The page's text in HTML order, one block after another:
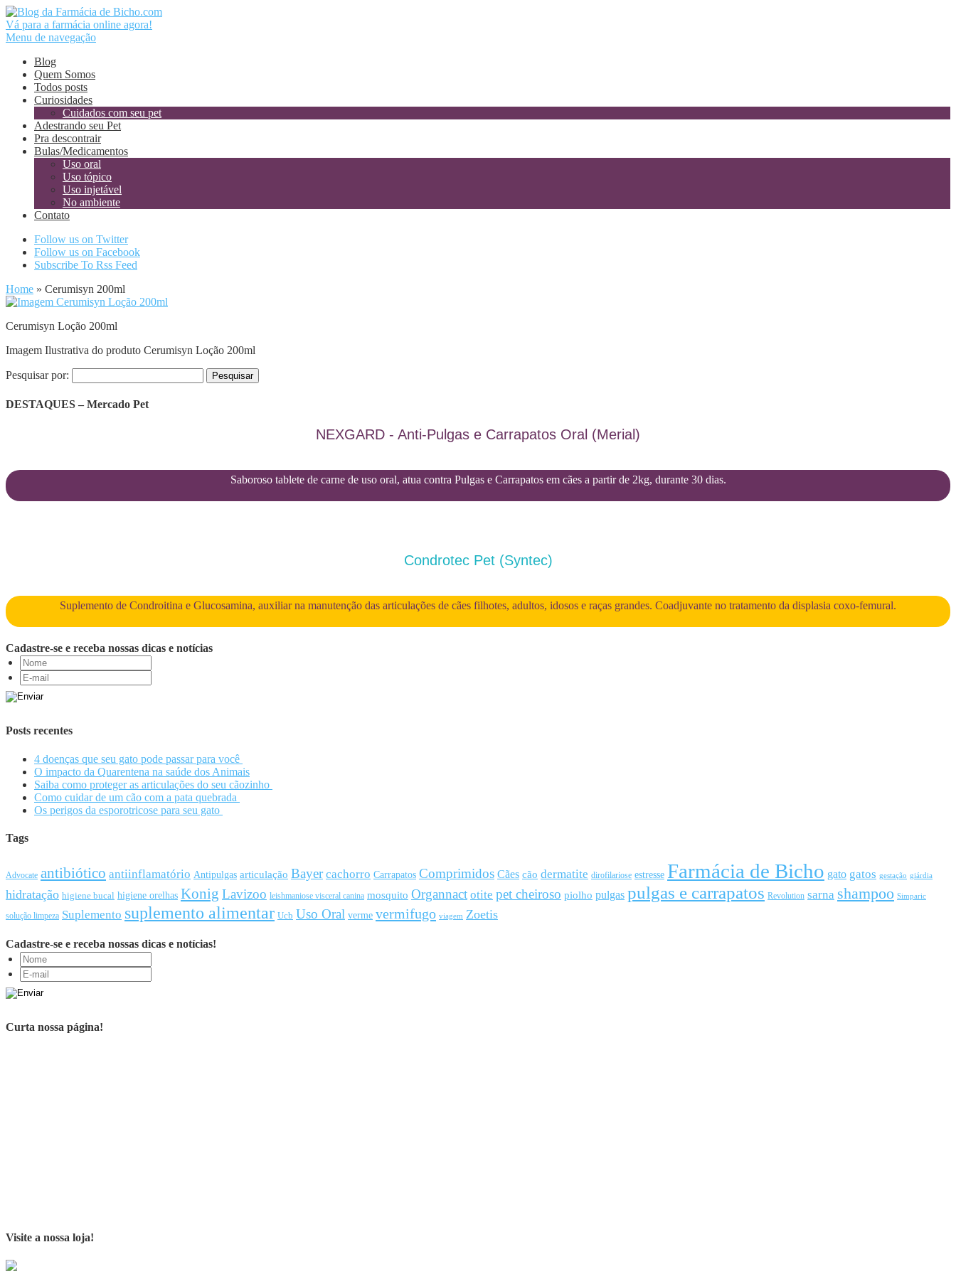
Vá para a farmácia online agora!
Menu de navegação
Blog
Quem Somos
Todos posts
Curiosidades
Cuidados com seu pet
Adestrando seu Pet
Pra descontrair
Bulas/Medicamentos
Uso oral
Uso tópico
Uso injetável
No ambiente
Contato
Follow us on Twitter
Follow us on Facebook
Subscribe To Rss Feed
Home » Cerumisyn 200ml
Cerumisyn Loção 200ml
Imagem Ilustrativa do produto Cerumisyn Loção 200ml
Pesquisar por:
DESTAQUES – Mercado Pet
NEXGARD - Anti-Pulgas e Carrapatos Oral (Merial)
Saboroso tablete de carne de uso oral, atua contra Pulgas e Carrapatos em cães a partir de 2kg, durante 30 dias.
Condrotec Pet (Syntec)
Suplemento de Condroitina e Glucosamina, auxiliar na manutenção das articulações de cães filhotes, adultos, idosos e raças grandes. Coadjuvante no tratamento da displasia coxo-femural.
Cadastre-se e receba nossas dicas e notícias
Posts recentes
4 doenças que seu gato pode passar para você
O impacto da Quarentena na saúde dos Animais
Saiba como proteger as articulações do seu cãozinho
Como cuidar de um cão com a pata quebrada
Os perigos da esporotricose para seu gato
Tags
Advocate antibiótico antiinflamatório Antipulgas articulação Bayer cachorro Carrapatos Comprimidos Cães cão dermatite dirofilariose estresse Farmácia de Bicho gato gatos gestação giárdia
hidratação higiene bucal higiene orelhas Konig Lavizoo leishmaniose visceral canina mosquito Organnact otite pet cheiroso piolho pulgas pulgas e carrapatos Revolution sarna shampoo Simparic
solução limpeza Suplemento suplemento alimentar Ucb Uso Oral verme vermifugo viagem Zoetis
Cadastre-se e receba nossas dicas e notícias!
Curta nossa página!
Visite a nossa loja!